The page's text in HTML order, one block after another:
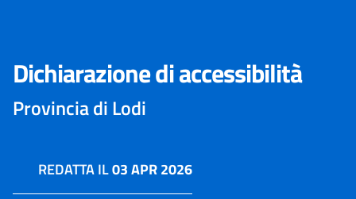
Dichiarazione di accessibilità
Provincia di Lodi
REDATTA IL03 APR 2026